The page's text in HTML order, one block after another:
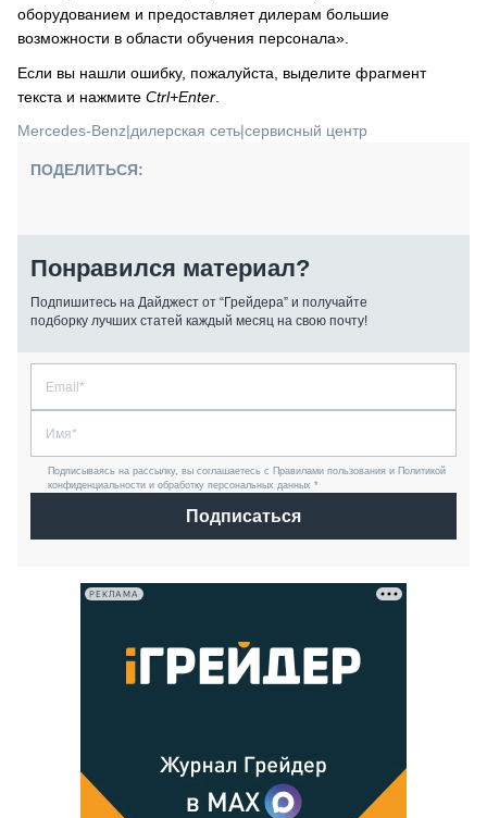
оборудованием и предоставляет дилерам большие
возможности в области обучения персонала».
Если вы нашли ошибку, пожалуйста, выделите фрагмент
текста и нажмите Ctrl+Enter
Mercedes-Benz|дилерская сеть|сервисный центр
ПОДЕЛИТЬСЯ:
Понравился материал?
Подпишитесь на Дайджест от “Грейдера” и получайте
подборку лучших статей каждый месяц на свою почту!
Подписываясь на рассылку, вы соглашаетесь с Правилами пользования и Политикой
конфиденциальности и обработку персональных данных *
Подписаться
РЕКЛАМА